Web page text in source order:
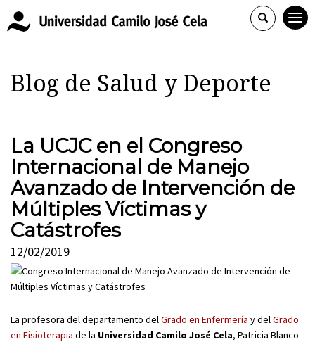
Blog de Salud y Deporte
La UCJC en el Congreso
Internacional de Manejo
Avanzado de Intervención de
Múltiples Víctimas y
Catástrofes
12/02/2019
La profesora del departamento delGrado en Enfermería y delGrado
en Fisioterapia de la Universidad Camilo José Cela, Patricia Blanco